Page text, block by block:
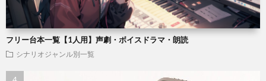
フリー台本一覧【1人用】声劇・ボイスドラマ・朗読
シナリオジャンル別一覧